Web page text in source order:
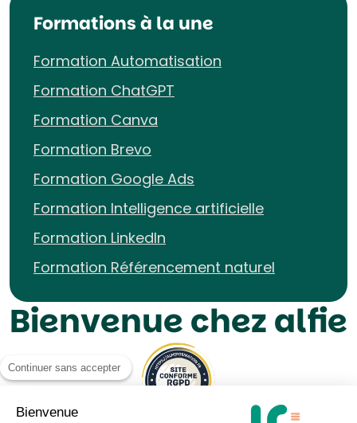
Formations à la une
Formation Automatisation
Formation ChatGPT
Formation Canva
Formation Brevo
Formation Google Ads
Formation Intelligence artificielle
Formation LinkedIn
Formation Référencement naturel
Bienvenue chez alfie
Continuer sans accepter
Bienvenue